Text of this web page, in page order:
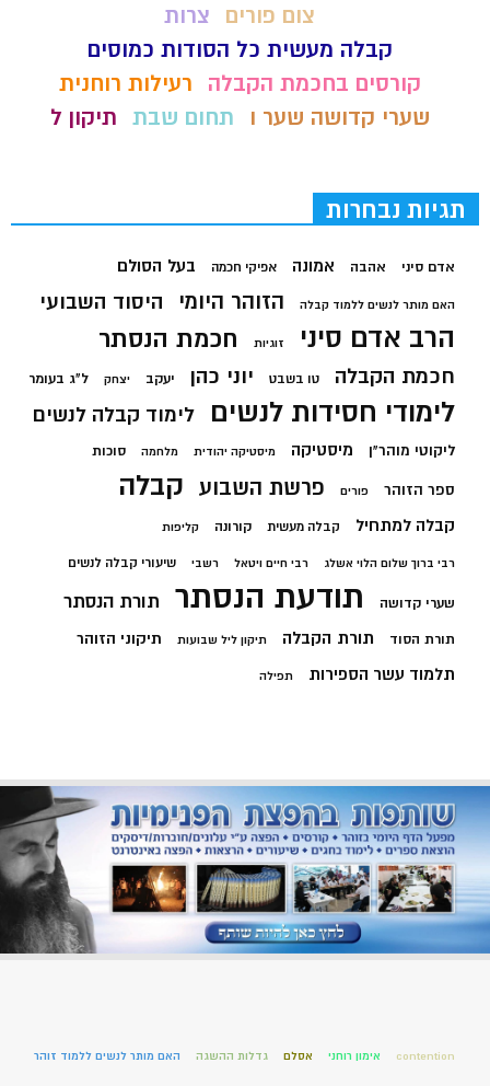
צום פורים
צרות
קבלה מעשית כל הסודות כמוסים
קורסים בחכמת הקבלה
רעילות רוחנית
שערי קדושה שער ו
תחום שבת תיקון ל
תגיות נבחרות
אדם סיני אהבה אמונה אפיקי חכמה בעל הסולם
האם מותר לנשים ללמוד קבלה הזוהר היומי היסוד השבועי
הרב אדם סיני זוגיות חכמת הנסתר
חכמת הקבלה טו בשבט יוני כהן יעקב יצחק ל"ג בעומר
לימודי חסידות לנשים לימוד קבלה לנשים
ליקוטי מוהר"ן מיסטיקה מיסטיקה יהודית מלחמה סוכות
ספר הזוהר פורים פרשת השבוע קבלה
קבלה למתחיל קבלה מעשית קורונה קליפות
רבי ברוך שלום הלוי אשלג רבי חיים ויטאל רשבי שיעורי קבלה לנשים
שערי קדושה תודעת הנסתר תורת הנסתר
תורת הסוד תורת הקבלה תיקון ליל שבועות תיקוני הזוהר
תלמוד עשר הספירות תפילה
contention אימון רוחני אסלם גדלות ההשגה האם מותר לנשים ללמוד זוהר